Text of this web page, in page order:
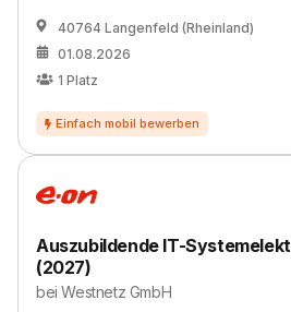
40764 Langenfeld (Rheinland)
01.08.2026
1 Platz
Auszubildende IT-
(2027)
beiWestnetz GmbH